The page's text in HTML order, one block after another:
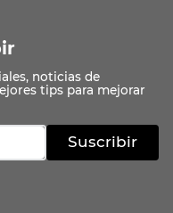
Suscribir